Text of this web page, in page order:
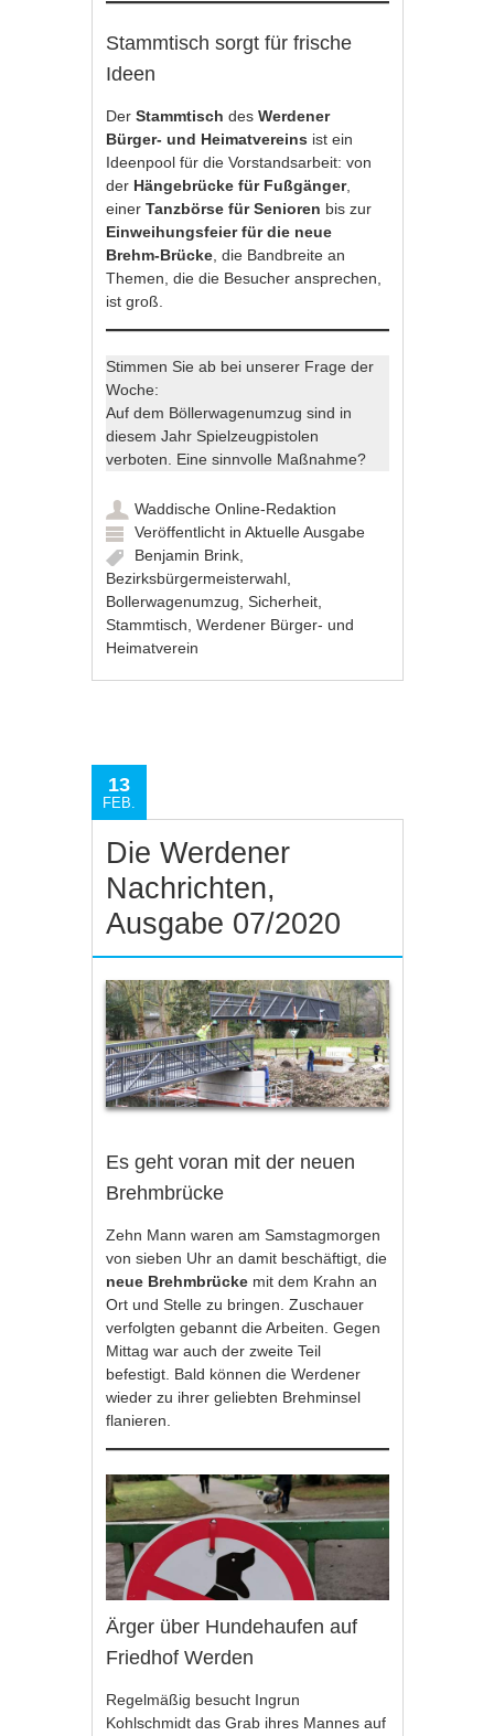
Stammtisch sorgt für frische
Ideen
DerStammtischdesWerdener
Bürger- und Heimatvereins ist ein
Ideenpool für die Vorstandsarbeit: von
der Hängebrücke für Fußgänger,
einerTanzbörse für Senioren bis zur
Einweihungsfeier für die neue
Brehm-Brücke , die Bandbreite an
Themen, die die Besucher ansprechen,
ist groß.
Stimmen Sie ab bei unserer Frage der
Woche:
Auf dem Böllerwagenumzug sind in
diesem Jahr Spielzeugpistolen
verboten. Eine sinnvolle Maßnahme?
Waddische Online-Redaktion
Veröffentlicht inAktuelle Ausgabe
Benjamin Brink
Bezirksbürgermeisterwahl
Bollerwagenumzug ,Sicherheit
Stammtisch ,Werdener Bürger- und
Heimatverein
13
FEB.
Die Werdener
Nachrichten,
Ausgabe 07/2020
Es geht voran mit der neuen
Brehmbrücke
Zehn Mann waren am Samstagmorgen
von sieben Uhr an damit beschäftigt, die
neue Brehmbrücke mit dem Krahn an
Ort und Stelle zu bringen. Zuschauer
verfolgten gebannt die Arbeiten. Gegen
Mittag war auch der zweite Teil
befestigt. Bald können die Werdener
wieder zu ihrer geliebten Brehminsel
flanieren.
Ärger über Hundehaufen auf
Friedhof Werden
Regelmäßig besucht Ingrun
Kohlschmidt das Grab ihres Mannes auf